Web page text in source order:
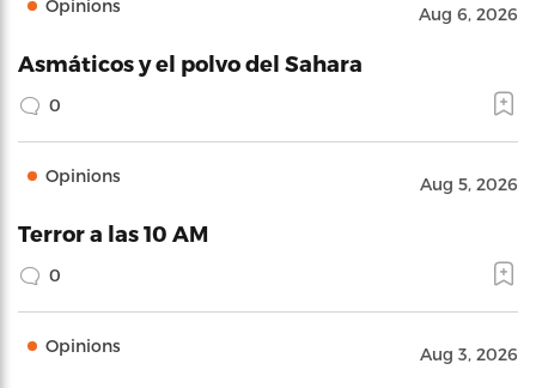
Opinions Aug 6, 2026
Asmáticos y el polvo del Sahara
0
Opinions Aug 5, 2026
Terror a las 10 AM
0
Opinions Aug 3, 2026